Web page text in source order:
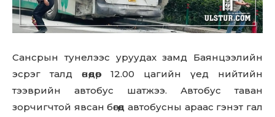
Сансрын тунелээс уруудах замд Баянцээлийн
эсрэг талд өнөөдөр 12.00 цагийн үед нийтийн
тээврийн автобус шатжээ. Автобус таван
зорчигчтой явсан бөгөөд автобусны араас гэнэт гал